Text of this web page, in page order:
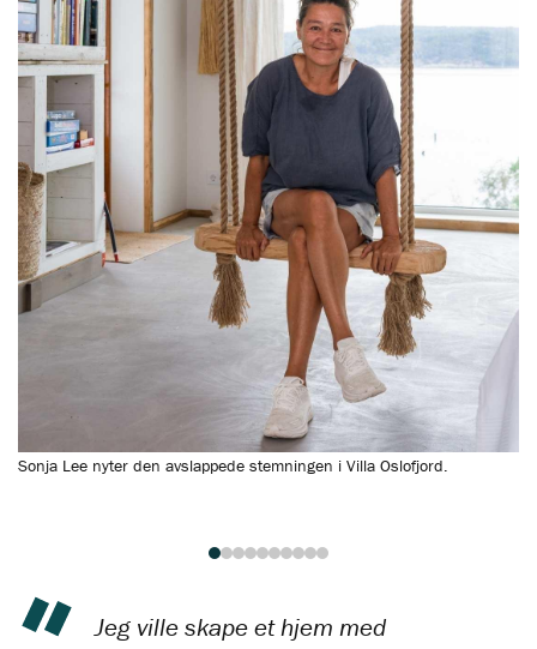
Sonja Lee nyter den avslappede stemningen i Villa Oslofjord.
Jeg ville skape et hjem med